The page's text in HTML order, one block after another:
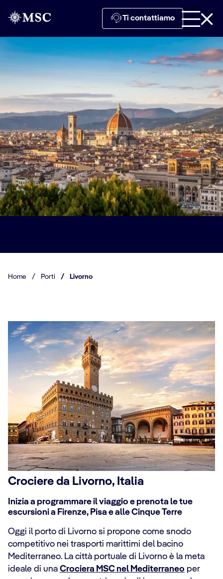
Ti contattiamo
Home / Porti / Livorno
Crociere da Livorno, Italia
Inizia a programmare il viaggio e prenota le tue
escursioni a Firenze, Pisa e alle Cinque Terre
Oggi il porto di Livorno si propone come snodo
competitivo nei trasporti marittimi del bacino
Mediterraneo. La città portuale di Livorno è la meta
ideale di una Crociera MSC nel Mediterraneo per